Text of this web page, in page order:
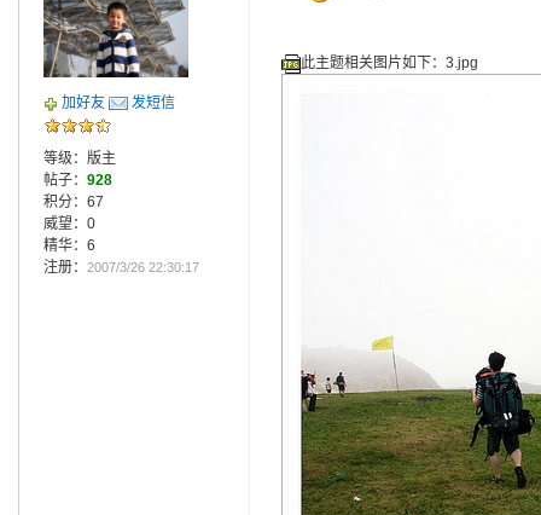
加好友 发短信
等级：版主
帖子： 928
积分：67
威望：0
精华：6
注册： 2007/3/26 22:30:17
此主题相关图片如下：3.jpg